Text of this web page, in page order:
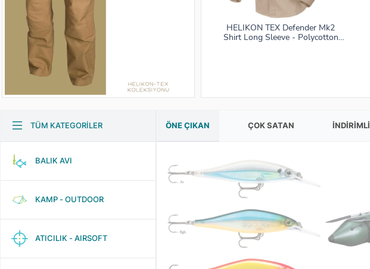
HELIKON TEX Defender Mk2
Shirt Long Sleeve - Polycotton
TÜM KATEGORİLER
BALIK AVI
KAMP - OUTDOOR
ATICILIK - AIRSOFT
ÖNE ÇIKAN ÇOK SATAN İNDIRIMLI